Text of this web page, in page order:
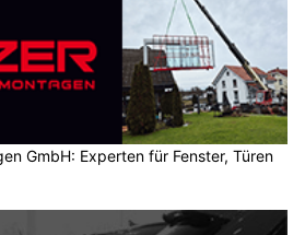
GmbH: Experten für Fenster, Türen